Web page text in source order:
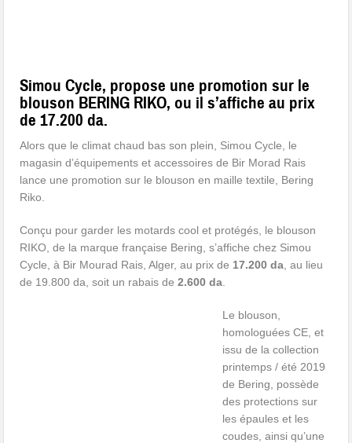
Simou Cycle, propose une promotion sur le
blouson BERING RIKO, ou il s’affiche au prix
de 17.200 da.
Alors que le climat chaud bas son plein, Simou Cycle, le
magasin d’équipements et accessoires de Bir Morad Rais
lance une promotion sur le blouson en maille textile, Bering
Riko.
Conçu pour garder les motards cool et protégés, le blouson
RIKO, de la marque française Bering, s’affiche chez Simou
Cycle, à Bir Mourad Rais, Alger, au prix de 17.200 da , au lieu
de 19.800 da, soit un rabais de2.600 da
Le blouson,
homologuées CE, et
issu de la collection
printemps / été 2019
de Bering, possède
des protections sur
les épaules et les
coudes, ainsi qu’une